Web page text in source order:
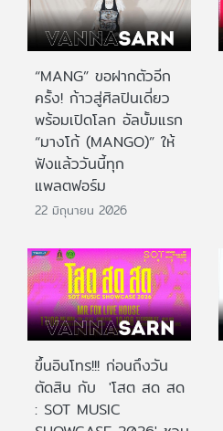
“MANG” ขอฝากตัวอีก
ครั้ง! ก้าวสู่ศิลปินเดี่ยว
พร้อมเปิดโลก อัลบั้มแรก
“มางโก้ (MANGO)” ให้
ฟังแล้ววันนี้ทุก
แพลตฟอร์ม
22 มิถุนายน 2026
ขึ้นอินโทร!!! ก่อนถึงวัน
ตัดสิน กับ 'โสต สด สด
: SOT MUSIC